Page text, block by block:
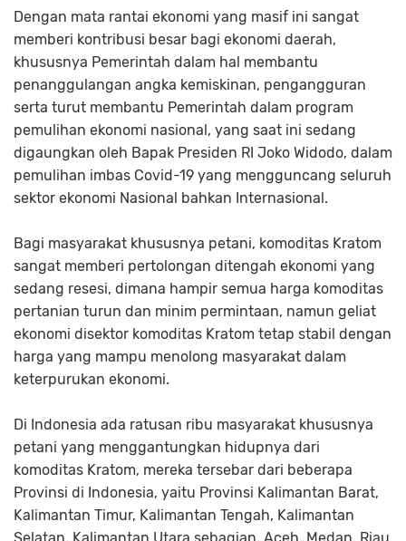
Dengan mata rantai ekonomi yang masif ini sangat
memberi kontribusi besar bagi ekonomi daerah,
khususnya Pemerintah dalam hal membantu
penanggulangan angka kemiskinan, pengangguran
serta turut membantu Pemerintah dalam program
pemulihan ekonomi nasional, yang saat ini sedang
digaungkan oleh Bapak Presiden RI Joko Widodo, dalam
pemulihan imbas Covid-19 yang mengguncang seluruh
sektor ekonomi Nasional bahkan Internasional.
Bagi masyarakat khususnya petani, komoditas Kratom
sangat memberi pertolongan ditengah ekonomi yang
sedang resesi, dimana hampir semua harga komoditas
pertanian turun dan minim permintaan, namun geliat
ekonomi disektor komoditas Kratom tetap stabil dengan
harga yang mampu menolong masyarakat dalam
keterpurukan ekonomi.
Di Indonesia ada ratusan ribu masyarakat khususnya
petani yang menggantungkan hidupnya dari
komoditas Kratom, mereka tersebar dari beberapa
Provinsi di Indonesia, yaitu Provinsi Kalimantan Barat,
Kalimantan Timur, Kalimantan Tengah, Kalimantan